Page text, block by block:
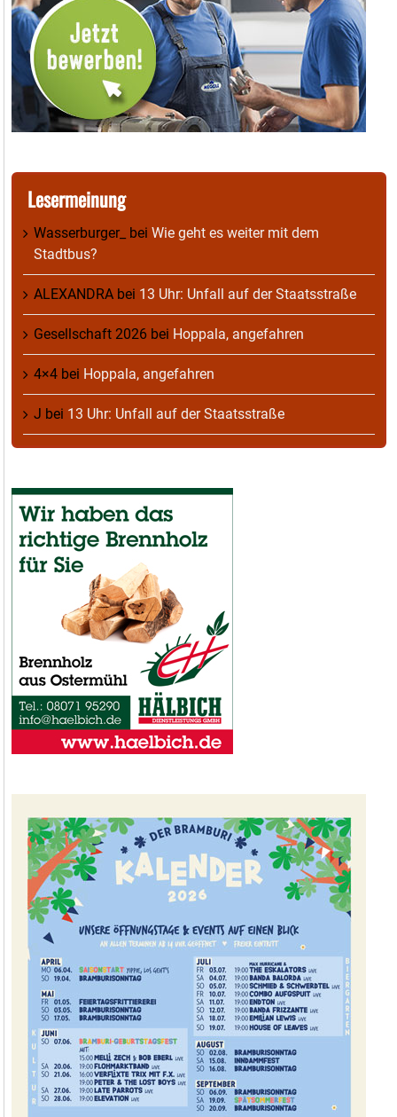
Lesermeinung
Wasserburger_ bei Wie geht es weiter mit dem
Stadtbus?
ALEXANDRA bei 13 Uhr: Unfall auf der Staatsstraße
Gesellschaft 2026 bei Hoppala, angefahren
4×4 bei Hoppala, angefahren
J bei 13 Uhr: Unfall auf der Staatsstraße